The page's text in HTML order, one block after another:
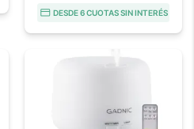
DESDE 6 CUOTAS SIN INTERÉS